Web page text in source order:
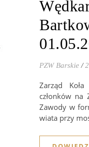
PZW Barskie /
Zarząd
członków na
Zawody w
wiata przy